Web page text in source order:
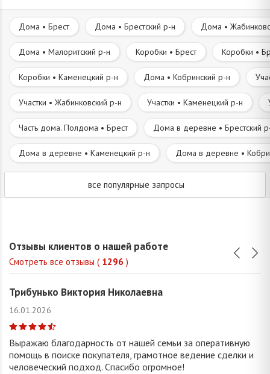
Дома • Брест Дома • Брестский р-н Дома •
Дома • Малоритский р-н Коробки • Брест Коробки •
Коробки • Каменецкий р-н Дома • Кобринский р-н
Участки • Жабинковский р-н Участки • Каменецкий р-н
Часть дома. Полдома • Брест Дома в деревне • Брестский
Дома в деревне • Каменецкий р-н Дома в деревне •
все популярные запросы
Отзывы клиентов о нашей работе
Смотреть все отзывы ( 1296 )
Трибунько Виктория Николаевна
16.01.2026
Выражаю благодарность от нашей семьи за оперативную
помощь в поиске покупателя, грамотное ведение сделки и
человеческий подход. Спасибо огромное!